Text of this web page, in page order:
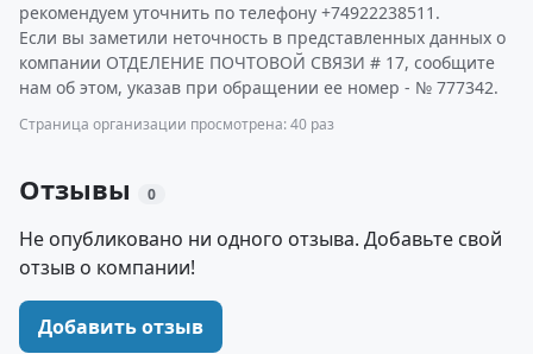
рекомендуем уточнить по телефону +74922238511.
Если вы заметили неточность в представленных данных о
компании ОТДЕЛЕНИЕ ПОЧТОВОЙ СВЯЗИ # 17, сообщите
нам об этом, указав при обращении ее номер - № 777342.
Страница организации просмотрена: 40 раз
Отзывы 0
Не опубликовано ни одного отзыва. Добавьте свой
отзыв о компании!
Добавить отзыв